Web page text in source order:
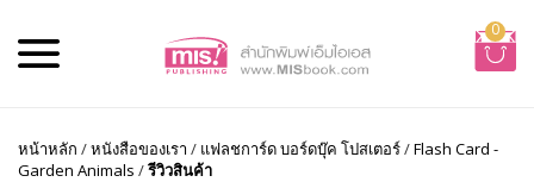
0
หน้าหลัก /หนังสือของเรา / แฟลชการ์ด บอร์ดบุ๊ค โปสเตอร์/Flash Card -
Garden Animals /รีวิวสินค้า